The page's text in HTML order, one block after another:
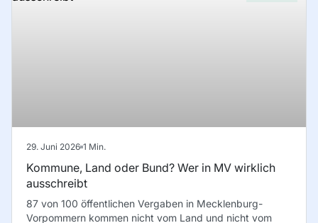
29. Juni 2026 1 Min.
Kommune, Land oder Bund? Wer in MV wirklich
ausschreibt
87 von 100 öffentlichen Vergaben in Mecklenburg-
Vorpommern kommen nicht vom Land und nicht vom